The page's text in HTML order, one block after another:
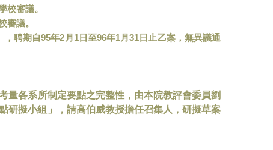
校審議。
審議。
，聘期自95年2 月 1日至96年1月31 日止乙案，無異議通
量各系所制定要點之完整性，由本院教評會委員劉
研擬小組」，請高伯威教授擔任召集人，研擬草案